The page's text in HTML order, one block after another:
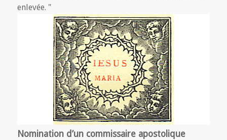
enlevée. "
Nomination d’un commissaire apostolique